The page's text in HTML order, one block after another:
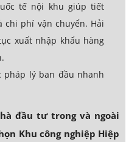
tế nội khu giúp tiết
chi phí vận chuyển. Hải
xuất nhập khẩu hàng
lý ban đầu nhanh
đầu tư trong và ngoài
Khu công nghiệp Hiệp